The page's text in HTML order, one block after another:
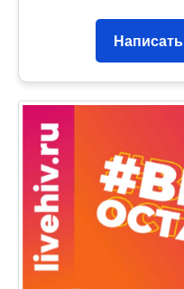
Написать